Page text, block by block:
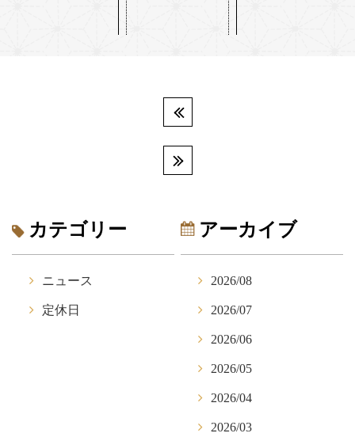
カテゴリー
ニュース
定休日
アーカイブ
2026/08
2026/07
2026/06
2026/05
2026/04
2026/03